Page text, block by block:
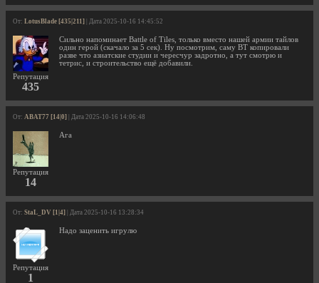
От: LotusBlade [435|211] | Дата 2025-10-16 14:45:52
Репутация
435
Сильно напоминает Battle of Tiles, только вместо нашей армии тайлов
один герой (скачало за 5 сек). Ну посмотрим, саму BT копировали
разве что азиатские студии и чересчур задротно, а тут смотрю и
тетрис, и строительство ещё добавили.
От: ABAT77 [14|0] | Дата 2025-10-16 14:06:48
Репутация
14
Ага
От: StaL_DV [1|4] | Дата 2025-10-16 13:28:34
Репутация
1
Надо заценить игрулю